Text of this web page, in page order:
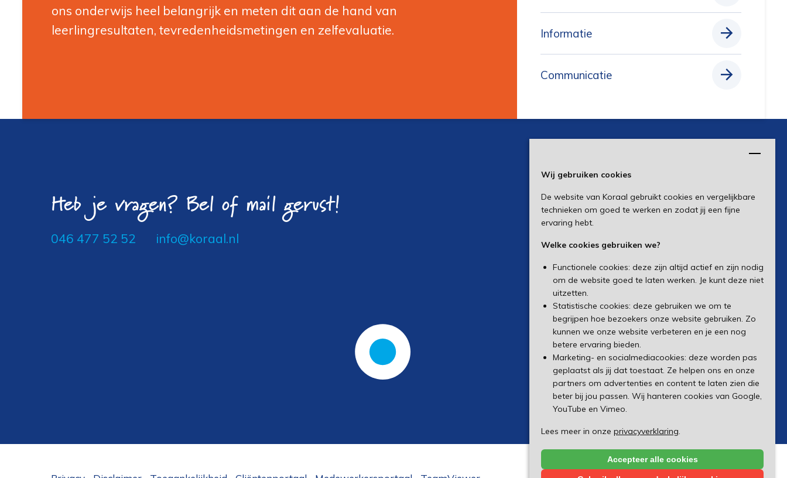
Wij gebruiken cookies
De website van Koraal gebruikt cookies en vergelijkbare
technieken om goed te werken en zodat jij een fijne
ervaring hebt.
Welke cookies gebruiken we?
Functionele cookies: deze zijn altijd actief en zijn nodig
om de website goed te laten werken. Je kunt deze niet
uitzetten.
Statistische cookies: deze gebruiken we om te
begrijpen hoe bezoekers onze website gebruiken. Zo
kunnen we onze website verbeteren en je een nog
betere ervaring bieden.
Marketing- en socialmediacookies: deze worden pas
geplaatst als jij dat toestaat. Ze helpen ons en onze
partners om advertenties en content te laten zien die
beter bij jou passen. Wij hanteren cookies van Google,
YouTube en Vimeo.
Lees meer in onze privacyverklaring.
Accepteer alle cookies
ons onderwijs heel belangrijk en meten dit aan de hand van
leerlingresultaten, tevredenheidsmetingen en zelfevaluatie.
Informatie
Communicatie
Heb je vragen? Bel of mail gerust!
046 477 52 52 info@koraal.nl